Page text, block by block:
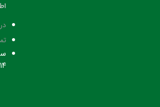
۱۴ ظهر و عصرها با هماهنگی قبلی